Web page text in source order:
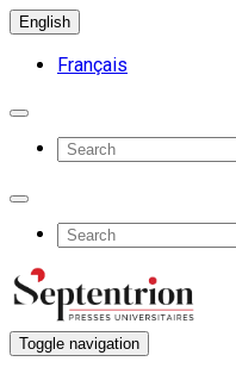
English
Français
Toggle navigation